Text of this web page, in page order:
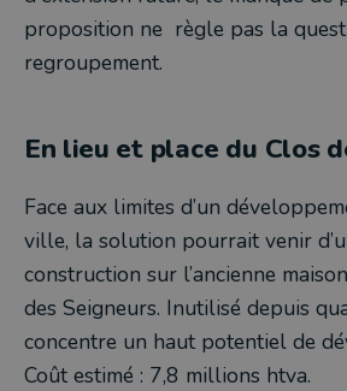
proposition ne règle pas la
regroupement.
En lieu et place du Clos
Face aux limites d’un
ville, la solution pourrait venir
construction sur l’ancienne
des Seigneurs. Inutilisé depuis
concentre un haut potentiel de
Coût estimé : 7,8 millions htva.